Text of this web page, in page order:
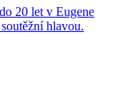
20 let v Eugene
hlavou.